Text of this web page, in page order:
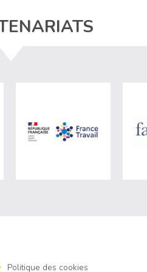
fenêtre)
les site de Fiphfp (nouvellevisiter les
Politique des cookies